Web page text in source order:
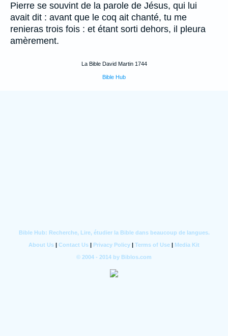
Pierre se souvint de la parole de Jésus, qui lui
avait dit : avant que le coq ait chanté, tu me
renieras trois fois : et étant sorti dehors, il pleura
amèrement.
La Bible David Martin 1744
Bible Hub